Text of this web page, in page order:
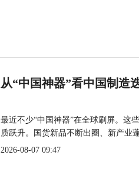
从“中国神器”看中国制造
最近不少“中国神器”在全球刷屏。这
质跃升。国货新品不断出圈、新产业
2026-08-07 09:47